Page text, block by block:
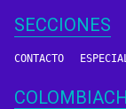
SECCIONES
CONTACTO